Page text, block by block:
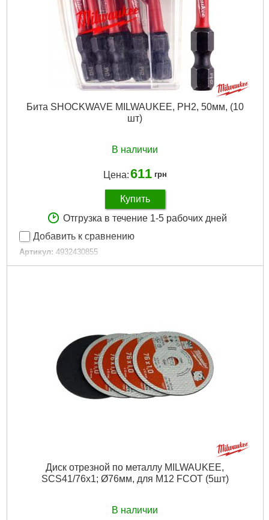
Бита SHOCKWAVE MILWAUKEE, PH2, 50мм, (10
шт)
В наличии
Цена:611 грн
Купить
Отгрузка в течение 1-5 рабочих дней
Добавить к сравнению
Артикул: 4932430855
Код товара: 27.18.09
Ударное
Тип наконечника: Крестовой (Phillips/PH)
Размер наконечника: PH2
Габариты упаковки: 67x50x25 мм
Вес брутто: 98 г
Диск отрезной по металлу MILWAUKEE,
SCS41/76х1; Ø76мм, для M12 FCOT (5шт)
В наличии